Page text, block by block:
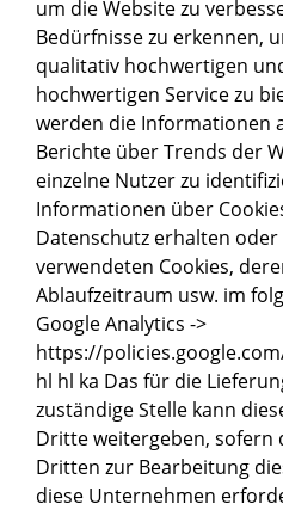
um die Website zu
Bedürfnisse zu erkennen,
qualitativ hochwertigen
hochwertigen Service zu
werden die Informationen
Berichte über Trends der
einzelne Nutzer zu
Informationen über
Datenschutz erhalten
verwendeten Cookies,
Ablaufzeitraum usw. im
Google Analytics ->
https://
hl hl ka Das für die
zuständige Stelle kann
Dritte weitergeben, sofern
Dritten zur Bearbeitung
diese Unternehmen